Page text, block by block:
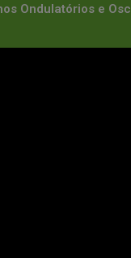
Ondulatórios e